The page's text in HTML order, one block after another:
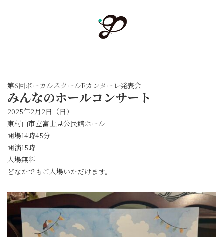
第6回ボーカルスクールEカンターレ発表会
みんなのホールコンサート
2025年2月2日（日）
東村山市立富士見公民館ホール
開場14時45分
開演15時
入場無料
どなたでもご入場いただけます。